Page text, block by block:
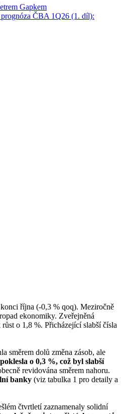
Gapkem
ČBA 1Q26 (1. díl):
října (-0,3 % qoq). Meziročně
ekonomiky. Zveřejněná
o 1,8 %. Přicházející slabší čísla
směrem dolů změna zásob, ale
o 0,3 %, což byl slabší
revidována směrem nahoru.
banky (viz tabulka 1 pro detaily a
čtvrtletí zaznamenaly solidní